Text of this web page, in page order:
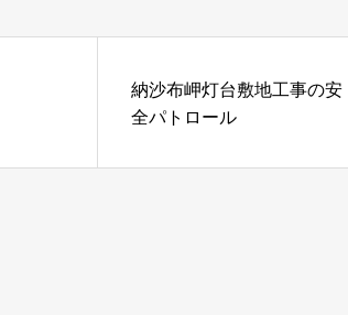
納沙布岬灯台敷地工事の安
全パトロール